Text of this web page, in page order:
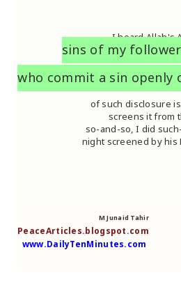
I heard Allah's
sins of my
who commit a sin
of such disclosure
screens it from
so-and-so, I did
night screened by
M Junaid Tahir
PeaceArticles.blogspot.com
www.DailyTenMinutes.com